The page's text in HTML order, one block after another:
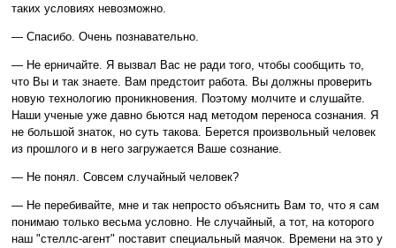
таких условиях невозможно.
— Спасибо. Очень познавательно.
— Не ерничайте. Я вызвал Вас не ради того, чтобы сообщить то,
что Вы и так знаете. Вам предстоит работа. Вы должны проверить
новую технологию проникновения. Поэтому молчите и слушайте.
Наши ученые уже давно бьются над методом переноса сознания. Я
не большой знаток, но суть такова. Берется произвольный человек
из прошлого и в него загружается Ваше сознание.
— Не понял. Совсем случайный человек?
— Не перебивайте, мне и так непросто объяснить Вам то, что я сам
понимаю только весьма условно. Не случайный, а тот, на которого
наш "стеллс-агент" поставит специальный маячок. Времени на это у